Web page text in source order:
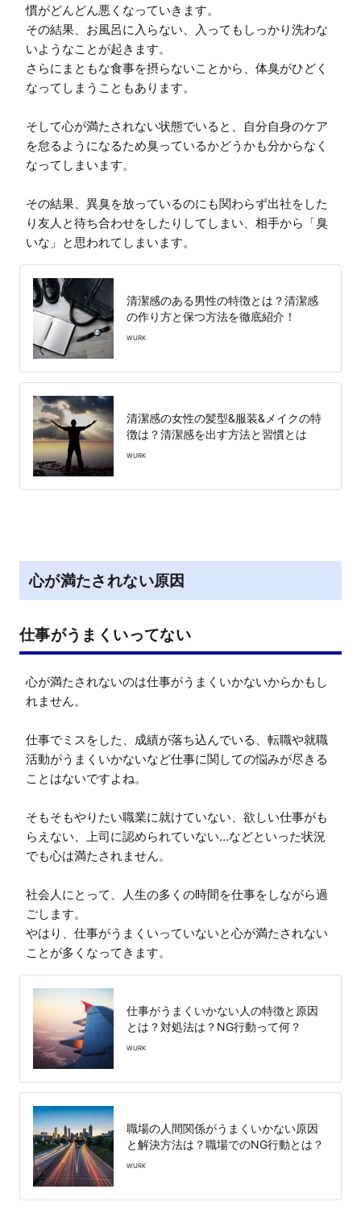
慣がどんどん悪くなっていきます。
その結果、お風呂に入らない、入ってもしっかり洗わな
いようなことが起きます。
さらにまともな食事を摂らないことから、体臭がひどく
なってしまうこともあります。
そして心が満たされない状態でいると、自分自身のケア
を怠るようになるため臭っているかどうかも分からなく
なってしまいます。
その結果、異臭を放っているのにも関わらず出社をした
り友人と待ち合わせをしたりしてしまい、相手から「臭
いな」と思われてしまいます。
清潔感のある男性の特徴とは？清潔感
の作り方と保つ方法を徹底紹介！
WURK
清潔感の女性の髪型&服装&メイクの特
徴は？清潔感を出す方法と習慣とは
WURK
心が満たされない原因
仕事がうまくいってない
心が満たされないのは仕事がうまくいかないからかもし
れません。
仕事でミスをした、成績が落ち込んでいる、転職や就職
活動がうまくいかないなど仕事に関しての悩みが尽きる
ことはないですよね。
そもそもやりたい職業に就けていない、欲しい仕事がも
らえない、上司に認められていない…などといった状況
でも心は満たされません。
社会人にとって、人生の多くの時間を仕事をしながら過
ごします。
やはり、仕事がうまくいっていないと心が満たされない
ことが多くなってきます。
仕事がうまくいかない人の特徴と原因
とは？対処法は？NG行動って何？
WURK
職場の人間関係がうまくいかない原因
と解決方法は？職場でのNG行動とは？
WURK